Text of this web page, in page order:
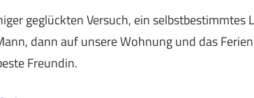
geglückten Versuch, ein selbstbestimmtes
dann auf unsere Wohnung und das
Freundin.